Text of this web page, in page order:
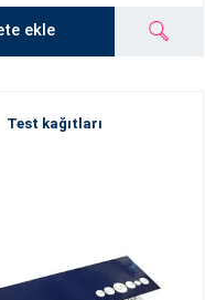
ekle
Test kağıtları